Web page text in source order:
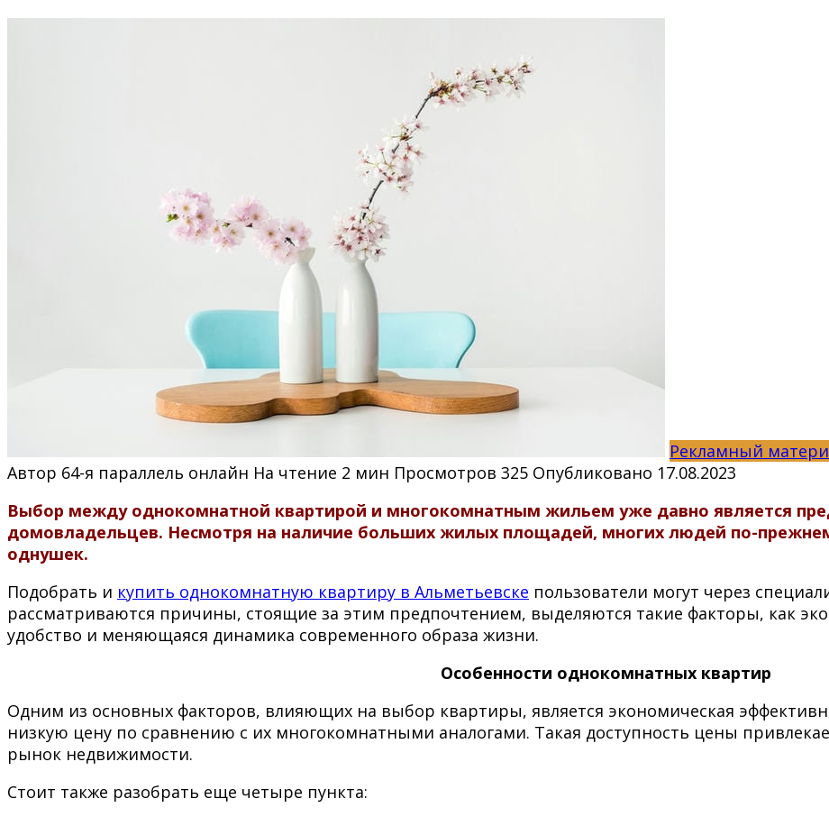
Рекламный
Автор 64-я параллель онлайн На чтение 2 мин Просмотров 325 Опубликовано 17.08.2023
Выбор между однокомнатной квартирой и многокомнатным жильем уже давно является
домовладельцев. Несмотря на наличие больших жилых площадей, многих людей по-
однушек.
Подобрать и купить однокомнатную квартиру в Альметьевске пользователи могут через
рассматриваются причины, стоящие за этим предпочтением, выделяются такие факторы, как
удобство и меняющаяся динамика современного образа жизни.
Особенности однокомнатных квартир
Одним из основных факторов, влияющих на выбор квартиры, является экономическая
низкую цену по сравнению с их многокомнатными аналогами. Такая доступность цены
рынок недвижимости.
Стоит также разобрать еще четыре пункта: